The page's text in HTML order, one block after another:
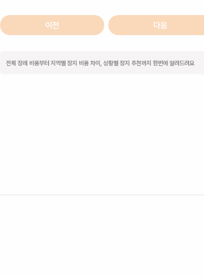
이전 다음
전체 장례 비용부터 지역별 장지 비용 차이, 상황별 장지 추천까지 한번에 알려드려요